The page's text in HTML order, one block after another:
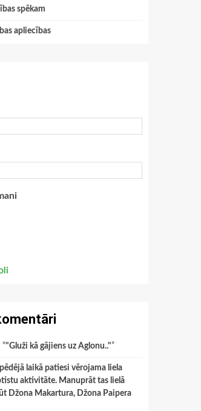
spēkam
apliecības
“"Gluži kā gājiens uz Aglonu.."”
laikā patiesi vērojama liela
aktivitāte. Manuprāt tas lielā
Džona Makartura, Džona Paipera